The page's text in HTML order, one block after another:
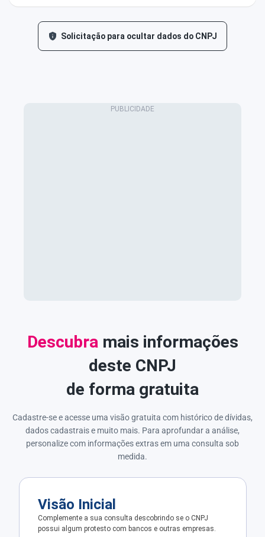
Solicitação para ocultar dados do CNPJ
Descubra mais informações
deste CNPJ
de forma gratuita
Cadastre-se e acesse uma visão gratuita com histórico de dívidas,
dados cadastrais e muito mais. Para aprofundar a análise,
personalize com informações extras em uma consulta sob
medida.
Visão Inicial
Complemente a sua consulta descobrindo se o CNPJ
possui algum protesto com bancos e outras empresas.